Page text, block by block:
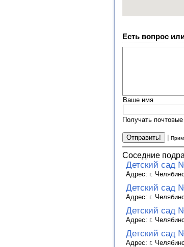
Есть вопрос
Ваше имя
Получать
Соседние
Детский сад
Адрес: г.
Детский сад
Адрес: г.
Детский сад
Адрес: г.
Детский сад
Адрес: г.